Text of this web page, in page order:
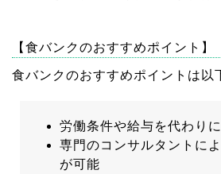
【食バンクのおすすめポイント】
食バンクのおすすめポイントは以
労働条件や給与を代わり
専門のコンサルタントに
が可能